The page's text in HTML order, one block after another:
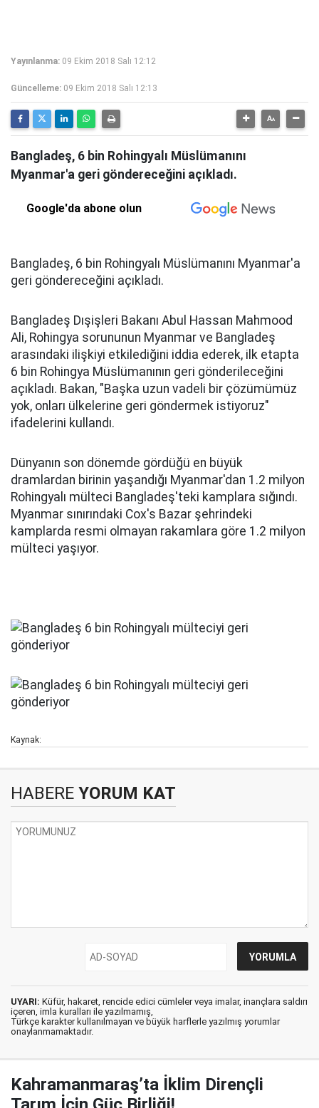
Yayınlanma: 09 Ekim 2018 Salı 12:12
Güncelleme: 09 Ekim 2018 Salı 12:13
Bangladeş, 6 bin Rohingyalı Müslümanını
Myanmar'a geri göndereceğini açıkladı.
Google'da abone olun
Bangladeş, 6 bin Rohingyalı Müslümanını Myanmar'a
geri göndereceğini açıkladı.
Bangladeş Dışişleri Bakanı Abul Hassan Mahmood
Ali, Rohingya sorununun Myanmar ve Bangladeş
arasındaki ilişkiyi etkilediğini iddia ederek, ilk etapta
6 bin Rohingya Müslümanının geri gönderileceğini
açıkladı. Bakan, "Başka uzun vadeli bir çözümümüz
yok, onları ülkelerine geri göndermek istiyoruz"
ifadelerini kullandı.
Dünyanın son dönemde gördüğü en büyük
dramlardan birinin yaşandığı Myanmar'dan 1.2 milyon
Rohingyalı mülteci Bangladeş'teki kamplara sığındı.
Myanmar sınırındaki Cox's Bazar şehrindeki
kamplarda resmi olmayan rakamlara göre 1.2 milyon
mülteci yaşıyor.
Kaynak:
HABERE YORUM KAT
UYARI: Küfür, hakaret, rencide edici cümleler veya imalar, inançlara saldırı
içeren, imla kuralları ile yazılmamış,
Türkçe karakter kullanılmayan ve büyük harflerle yazılmış yorumlar
onaylanmamaktadır.
Kahramanmaraş’ta İklim Dirençli